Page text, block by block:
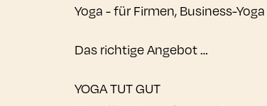
Yoga - für Firmen, Business-
Das richtige Angebot …
YOGA TUT GUT